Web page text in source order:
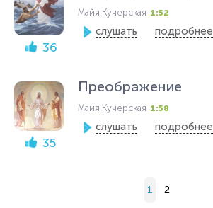
36
Майя Кучерская 1:52
слушать подробнее
35
Преображение
Майя Кучерская 1:58
слушать подробнее
1 2